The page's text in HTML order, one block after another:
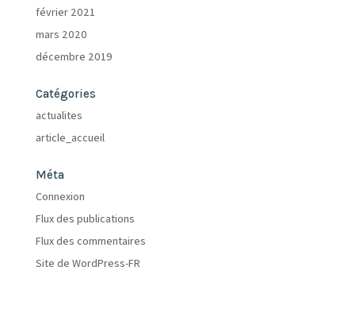
février 2021
mars 2020
décembre 2019
Catégories
actualites
article_accueil
Méta
Connexion
Flux des publications
Flux des commentaires
Site de WordPress-FR